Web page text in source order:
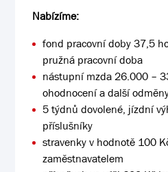
Nabízíme:
fond pracovní doby 37,5
pružná pracovní doba
nástupní mzda26.000 –
ohodnocení a další
5 týdnů dovolené, jízdní
příslušníky
stravenky v hodnotě 100
zaměstnavatelem